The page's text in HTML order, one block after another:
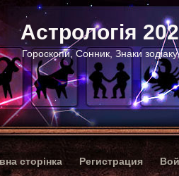
Астрологія
Гороскопи, Сонник, Знаки
сторінка Регистрация